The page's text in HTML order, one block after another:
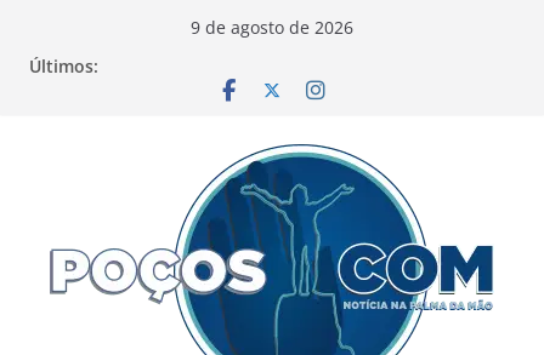
9 de agosto de 2026
Últimos: